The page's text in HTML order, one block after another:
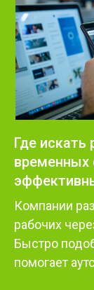
Где искать
временных
Компании
рабочих
Быстро
помогает